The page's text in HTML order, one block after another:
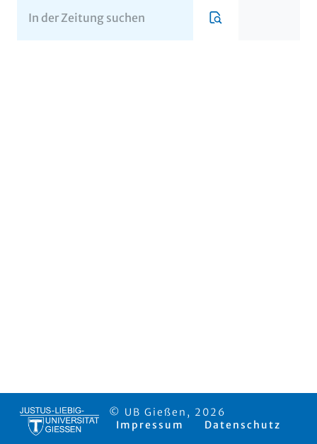
© UB Gießen, 2026
Impressum
Datenschutz